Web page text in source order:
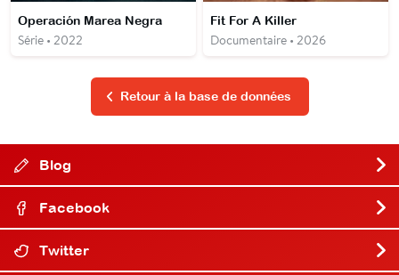
Operación Marea Negra
Série • 2022
Fit For A Killer
Documentaire • 2026
Retour à la base de données
Blog
Facebook
Twitter